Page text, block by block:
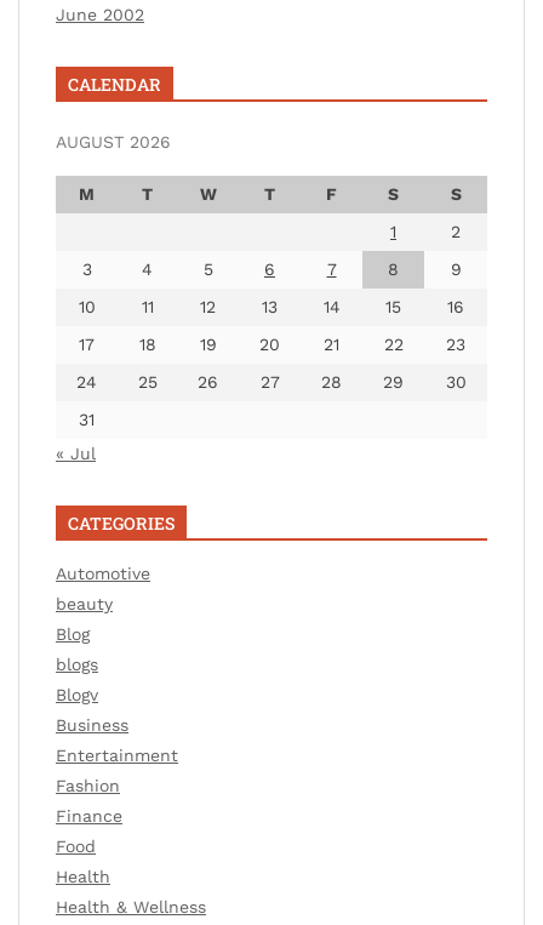
June 2002
CALENDAR
AUGUST 2026
M T W T F S
S
1
2
3
4 5 6 7 8
9
10
11 12 13 14 15
16
17
18 19 20 21 22
23
24
25 26 27 28 29
30
31
« Jul
CATEGORIES
Automotive
beauty
Blog
blogs
Blogv
Business
Entertainment
Fashion
Finance
Food
Health
Health & Wellness